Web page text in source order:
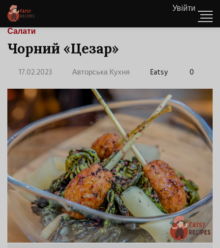
Увійти
Салати
Чорний «Цезар»
17.02.2023 Авторська Кухня Eatsy 0